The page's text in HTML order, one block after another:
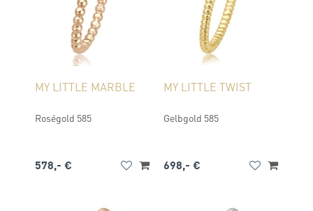
MY LITTLE MARBLE
Roségold 585
578,- €
MY LITTLE TWIST
Gelbgold 585
698,- €